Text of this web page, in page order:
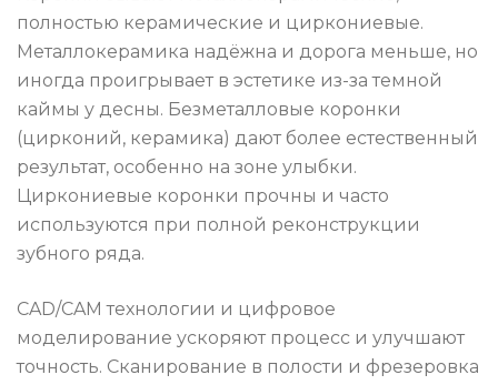
полностью керамические и циркониевые.
Металлокерамика надёжна и дорога меньше, но
иногда проигрывает в эстетике из-за темной
каймы у десны. Безметалловые коронки
(цирконий, керамика) дают более естественный
результат, особенно на зоне улыбки.
Циркониевые коронки прочны и часто
используются при полной реконструкции
зубного ряда.
CAD/CAM технологии и цифровое
моделирование ускоряют процесс и улучшают
точность. Сканирование в полости и фрезеровка